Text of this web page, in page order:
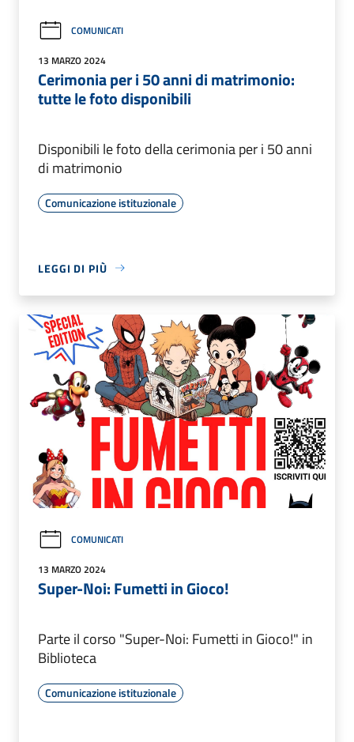
COMUNICATI
13 MARZO 2024
Cerimonia per i 50 anni di matrimonio:
tutte le foto disponibili
Disponibili le foto della cerimonia per i 50 anni
di matrimonio
Comunicazione istituzionale
LEGGI DI PIÙ
COMUNICATI
13 MARZO 2024
Super-Noi: Fumetti in Gioco!
Parte il corso "Super-Noi: Fumetti in Gioco!" in
Biblioteca
Comunicazione istituzionale